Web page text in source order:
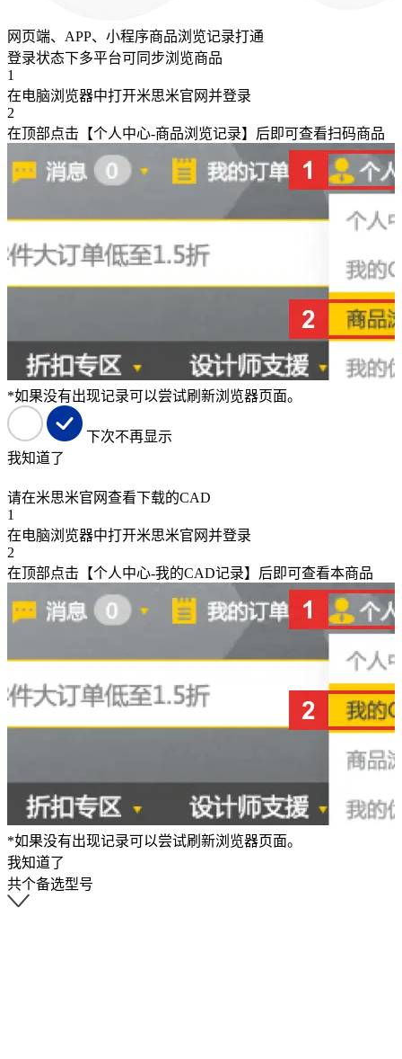
网页端、APP、小程序商品浏览记录打通
登录状态下多平台可同步浏览商品
1
在电脑浏览器中打开米思米官网并登录
2
在顶部点击【个人中心-商品浏览记录】后即可查看扫码商品
*如果没有出现记录可以尝试刷新浏览器页面。
下次不再显示
我知道了
请在米思米官网查看下载的CAD
1
在电脑浏览器中打开米思米官网并登录
2
在顶部点击【个人中心-我的CAD记录】后即可查看本商品
*如果没有出现记录可以尝试刷新浏览器页面。
我知道了
共个备选型号